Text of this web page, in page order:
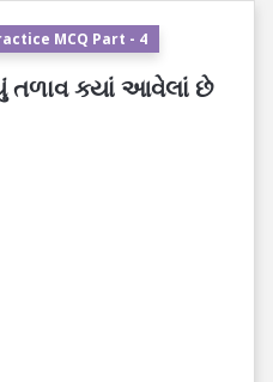
MCQ Part - 4
તળાવ ક્યાં આવેલાં છે